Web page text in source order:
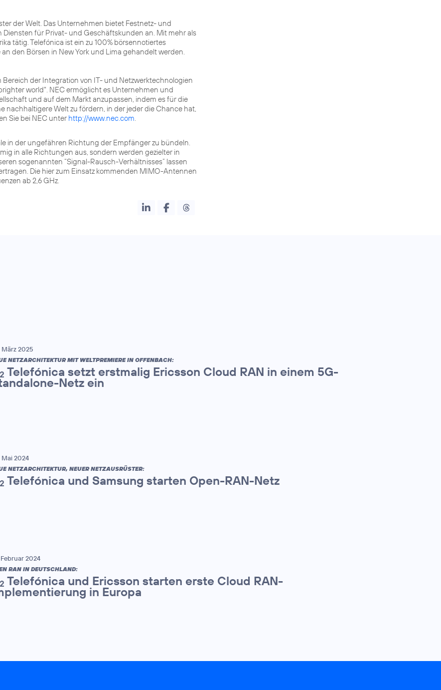
der Welt. Das Unternehmen bietet Festnetz- und
für Privat- und Geschäftskunden an. Mit mehr als
tätig. Telefónica ist ein zu 100% börsennotiertes
den Börsen in New York und Lima gehandelt werden.
der Integration von IT- und Netzwerktechnologien
world". NEC ermöglicht es Unternehmen und
und auf dem Markt anzupassen, indem es für die
nachhaltigere Welt zu fördern, in der jeder die Chance hat,
Sie bei NEC unter http://www.nec.com
in der ungefähren Richtung der Empfänger zu bündeln.
in alle Richtungen aus, sondern werden gezielter in
sogenannten “Signal-Rausch-Verhältnisses” lassen
Die hier zum Einsatz kommenden MIMO-Antennen
ab 2,6 GHz.
März 2025
NETZARCHITEKTUR MIT WELTPREMIERE IN OFFENBACH:
2 Telefónica setzt erstmalig Ericsson Cloud RAN in einem 5G-
Netz ein
Mai 2024
NETZARCHITEKTUR, NEUER NETZAUSRÜSTER:
2 Telefónica und Samsung starten Open-RAN-Netz
Februar 2024
RAN IN DEUTSCHLAND:
2 Telefónica und Ericsson starten erste Cloud RAN-
in Europa